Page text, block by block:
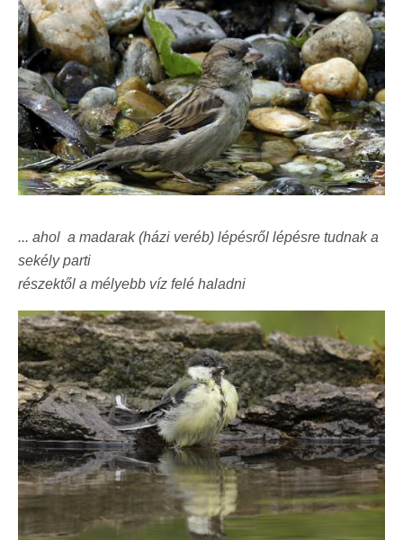
... ahol a madarak (házi veréb) lépésről lépésre tudnak a
sekély parti
részektől a mélyebb víz felé haladni